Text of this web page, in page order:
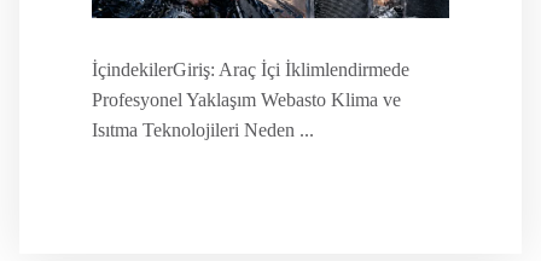
İçindekilerGiriş: Araç İçi İklimlendirmede
Profesyonel Yaklaşım Webasto Klima ve
Isıtma Teknolojileri Neden ...